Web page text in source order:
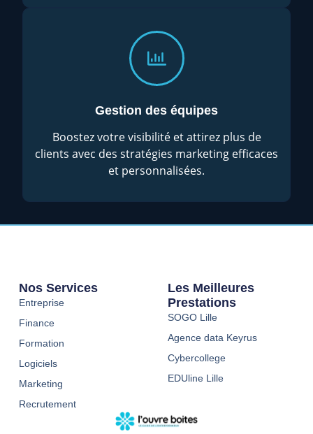
Gestion des équipes
Boostez votre visibilité et attirez plus de
clients avec des stratégies marketing efficaces
et personnalisées.
Nos Services
Entreprise
Finance
Formation
Logiciels
Marketing
Recrutement
Les Meilleures
Prestations
SOGO Lille
Agence data Keyrus
Cybercollege
EDUline Lille